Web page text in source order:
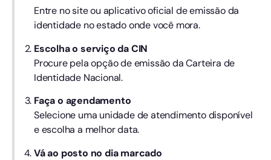
Entre no site ou aplicativo oficial de emissão da
identidade no estado onde você mora.
Escolha o serviço da CIN
Procure pela opção de emissão da Carteira de
Identidade Nacional.
Faça o agendamento
Selecione uma unidade de atendimento disponível
e escolha a melhor data.
Vá ao posto no dia marcado